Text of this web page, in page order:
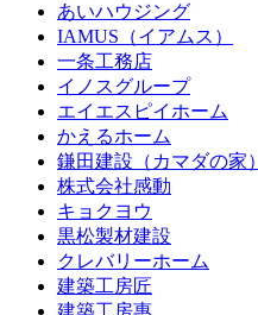
あいハウジング
IAMUS（イアムス）
一条工務店
イノスグループ
エイエスピイホーム
かえるホーム
鎌田建設（カマダの家）
株式会社感動
キョクヨウ
黒松製材建設
クレバリーホーム
建築工房匠